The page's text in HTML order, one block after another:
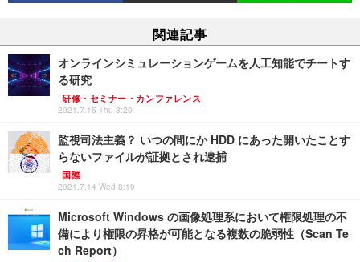
関連記事
オンラインシミュレーションゲームを人工知能でチートす
る研究
研修・セミナー・カンファレンス
2021.7.15 Thu 8:20
監視司法主義？ いつの間にか HDD にあった開いたことす
らないファイルが証拠とされ逮捕
国際
2021.7.14 Wed 8:10
Microsoft Windows の画像処理系において権限処理の不
備により権限の昇格が可能となる複数の脆弱性（Scan Te
ch Report）